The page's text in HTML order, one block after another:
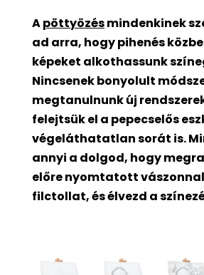
Apöttyözésmindenkinek
ad arra, hogy pihenés
képeket alkothassunk
Nincsenek bonyolult
megtanulnunk új
felejtsük el a pepecselős
végeláthatatlan sorát is.
annyi a dolgod, hogy
előre nyomtatott
filctollat, és élvezd a